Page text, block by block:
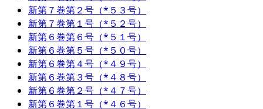
新第７巻第２号（*５３号）
新第７巻第１号（*５２号）
新第６巻第６号（*５１号）
新第６巻第５号（*５０号）
新第６巻第４号（*４９号）
新第６巻第３号（*４８号）
新第６巻第２号（*４７号）
新第６巻第１号（*４６号）